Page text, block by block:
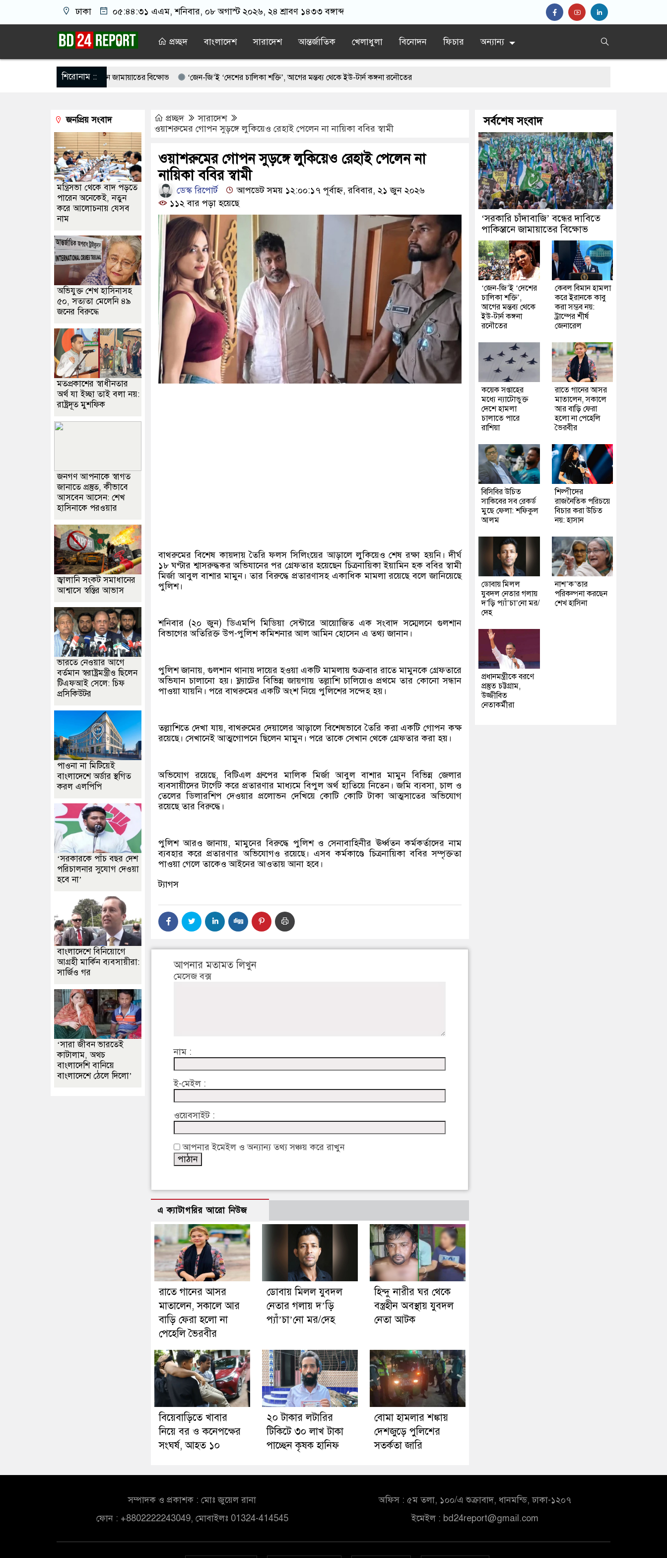
ঢাকা ০৫:৪৪:৩২ এএম, শনিবার, ০৮ অগাস্ট ২০২৬, ২৪ শ্রাবণ ১৪৩৩ বঙ্গাব্দ
প্রচ্ছদ বাংলাদেশ সারাদেশ আন্তর্জাতিক খেলাধুলা বিনোদন ফিচার অন্যান্য
শিরোনাম ::
দাবিতে পাকিস্তানে জামায়াতের বিক্ষোভ ‘জেন-জি’ই ‘দেশের চালিকা শক্তি’, আগের মন্তব্য থেকে ইউ-টার্ন কঙ্গনা রনৌতের
সকালে আর বাড়ি ফেরা হলো না পেহেলি ভৈরবীর বিসিবির উচিত সাকিবের সব রেকর্ড মুছে ফেলা: শফিকুল আলম
পরিচয়ে বিচার করা উচিত নয়: হাসান ডোবায় মিলল যুবদল নেতার গলায় দ’ড়ি প্যাঁ’চা’নো মর/দেহ
চট্টগ্রাম, উজ্জীবিত নেতাকর্মীরা
প্রচ্ছদ
সারাদেশ
ওয়াশরুমের গোপন সুড়ঙ্গে লুকিয়েও রেহাই পেলেন না নায়িকা ববির স্বামী
ওয়াশরুমের গোপন সুড়ঙ্গে লুকিয়েও রেহাই পেলেন না
নায়িকা ববির স্বামী
ডেস্ক রিপোর্ট
আপডেট সময় ১২:০০:১৭ পূর্বাহ্ন, রবিবার, ২১ জুন ২০২৬
১১২ বার পড়া হয়েছে
বাথরুমের বিশেষ কায়দায় তৈরি ফলস সিলিংয়ের আড়ালে লুকিয়েও শেষ রক্ষা হয়নি। দীর্ঘ
১৮ ঘণ্টার শ্বাসরুদ্ধকর অভিযানের পর গ্রেফতার হয়েছেন চিত্রনায়িকা ইয়ামিন হক ববির স্বামী
মির্জা আবুল বাশার মামুন। তার বিরুদ্ধে প্রতারণাসহ একাধিক মামলা রয়েছে বলে জানিয়েছে
পুলিশ।
শনিবার (২০ জুন) ডিএমপি মিডিয়া সেন্টারে আয়োজিত এক সংবাদ সম্মেলনে গুলশান
বিভাগের অতিরিক্ত উপ-পুলিশ কমিশনার আল আমিন হোসেন এ তথ্য জানান।
পুলিশ জানায়, গুলশান থানায় দায়ের হওয়া একটি মামলায় শুক্রবার রাতে মামুনকে গ্রেফতারে
অভিযান চালানো হয়। ফ্ল্যাটের বিভিন্ন জায়গায় তল্লাশি চালিয়েও প্রথমে তার কোনো সন্ধান
পাওয়া যায়নি। পরে বাথরুমের একটি অংশ নিয়ে পুলিশের সন্দেহ হয়।
তল্লাশিতে দেখা যায়, বাথরুমের দেয়ালের আড়ালে বিশেষভাবে তৈরি করা একটি গোপন কক্ষ
রয়েছে। সেখানেই আত্মগোপনে ছিলেন মামুন। পরে তাকে সেখান থেকে গ্রেফতার করা হয়।
অভিযোগ রয়েছে, বিটিএল গ্রুপের মালিক মির্জা আবুল বাশার মামুন বিভিন্ন জেলার
ব্যবসায়ীদের টার্গেট করে প্রতারণার মাধ্যমে বিপুল অর্থ হাতিয়ে নিতেন। জমি ব্যবসা, চাল ও
তেলের ডিলারশিপ দেওয়ার প্রলোভন দেখিয়ে কোটি কোটি টাকা আত্মসাতের অভিযোগ
রয়েছে তার বিরুদ্ধে।
পুলিশ আরও জানায়, মামুনের বিরুদ্ধে পুলিশ ও সেনাবাহিনীর ঊর্ধ্বতন কর্মকর্তাদের নাম
ব্যবহার করে প্রতারণার অভিযোগও রয়েছে। এসব কর্মকাণ্ডে চিত্রনায়িকা ববির সম্পৃক্ততা
পাওয়া গেলে তাকেও আইনের আওতায় আনা হবে।
ট্যাগস
আপনার মতামত লিখুন
মেসেজ বক্স
নাম :
ই-মেইল :
ওয়েবসাইট :
আপনার ইমেইল ও অন্যান্য তথ্য সঞ্চয় করে রাখুন
এ ক্যাটাগরির আরো নিউজ
রাতে গানের আসর
মাতালেন, সকালে আর
বাড়ি ফেরা হলো না
পেহেলি ভৈরবীর
ডোবায় মিলল যুবদল
নেতার গলায় দ’ড়ি
প্যাঁ’চা’নো মর/দেহ
হিন্দু নারীর ঘর থেকে
বস্ত্রহীন অবস্থায় যুবদল
নেতা আটক
বিয়েবাড়িতে খাবার
নিয়ে বর ও কনেপক্ষের
সংঘর্ষ, আহত ১০
২০ টাকার লটারির
টিকিটে ৩০ লাখ টাকা
পাচ্ছেন কৃষক হানিফ
বোমা হামলার শঙ্কায়
দেশজুড়ে পুলিশের
সতর্কতা জারি
জনপ্রিয় সংবাদ
মন্ত্রিসভা থেকে বাদ পড়তে
পারেন অনেকেই, নতুন
করে আলোচনায় যেসব
নাম
অভিযুক্ত শেখ হাসিনাসহ
৫০, সত্যতা মেলেনি ৪৯
জনের বিরুদ্ধে
মতপ্রকাশের স্বাধীনতার
অর্থ যা ইচ্ছা তাই বলা নয়:
রাষ্ট্রদূত মুশফিক
জনগণ আপনাকে স্বাগত
জানাতে প্রস্তুত, কীভাবে
আসবেন আসেন: শেখ
হাসিনাকে পরওয়ার
জ্বালানি সংকট সমাধানের
আশ্বাসে স্বস্তির আভাস
ভারতে নেওয়ার আগে
বর্তমান স্বরাষ্ট্রমন্ত্রীও ছিলেন
টিএফআই সেলে: চিফ
প্রসিকিউটর
পাওনা না মিটিয়েই
বাংলাদেশে অর্ডার স্থগিত
করল এলপিপি
‘সরকারকে পাঁচ বছর দেশ
পরিচালনার সুযোগ দেওয়া
হবে না’
বাংলাদেশে বিনিয়োগে
আগ্রহী মার্কিন ব্যবসায়ীরা:
সার্জিও গর
‘সারা জীবন ভারতেই
কাটালাম, অথচ
বাংলাদেশি বানিয়ে
বাংলাদেশে ঠেলে দিলো’
সর্বশেষ সংবাদ
‘সরকারি চাঁদাবাজি’ বন্ধের দাবিতে
পাকিস্তানে জামায়াতের বিক্ষোভ
‘জেন-জি’ই ‘দেশের
চালিকা শক্তি’,
আগের মন্তব্য থেকে
ইউ-টার্ন কঙ্গনা
রনৌতের
কেবল বিমান হামলা
করে ইরানকে কাবু
করা সম্ভব নয়:
ট্রাম্পের শীর্ষ
জেনারেল
কয়েক সপ্তাহের
মধ্যে ন্যাটোভুক্ত
দেশে হামলা
চালাতে পারে
রাশিয়া
রাতে গানের আসর
মাতালেন, সকালে
আর বাড়ি ফেরা
হলো না পেহেলি
ভৈরবীর
বিসিবির উচিত
সাকিবের সব রেকর্ড
মুছে ফেলা: শফিকুল
আলম
শিল্পীদের
রাজনৈতিক পরিচয়ে
বিচার করা উচিত
নয়: হাসান
ডোবায় মিলল
যুবদল নেতার গলায়
দ’ড়ি প্যাঁ’চা’নো মর/
দেহ
নাশ’ক’তার
পরিকল্পনা করছেন
শেখ হাসিনা
প্রধানমন্ত্রীকে বরণে
প্রস্তুত চট্টগ্রাম,
উজ্জীবিত
নেতাকর্মীরা
সম্পাদক ও প্রকাশক : মোঃ জুয়েল রানা
ফোন : +8802222243049, মোবাইলঃ 01324-414545
অফিস : ৫ম তলা, ১০০/এ শুক্রাবাদ, ধানমন্ডি, ঢাকা-১২০৭
ইমেইল : bd24report@gmail.com